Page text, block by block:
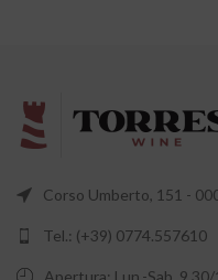
Corso Umberto, 151 -
Tel.: (+39) 0774.557610
Apertura: Lun.-Sab.